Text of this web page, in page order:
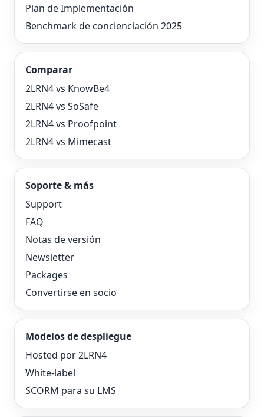
Plan de Implementación
Benchmark de concienciación 2025
Comparar
2LRN4 vs KnowBe4
2LRN4 vs SoSafe
2LRN4 vs Proofpoint
2LRN4 vs Mimecast
Soporte & más
Support
FAQ
Notas de versión
Newsletter
Packages
Convertirse en socio
Modelos de despliegue
Hosted por 2LRN4
White-label
SCORM para su LMS